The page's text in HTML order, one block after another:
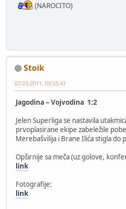
(NAROCITO)
Stoik
07-03-2011, 09:55:41
Jagodina – Vojvodina 1:2
Jelen Superliga se nastavila
prvoplasirane ekipe zabeležile
Merebašvilija i Brane Ilića stigla do
Opširnije sa meča (uz golove,
link
Fotografije:
link